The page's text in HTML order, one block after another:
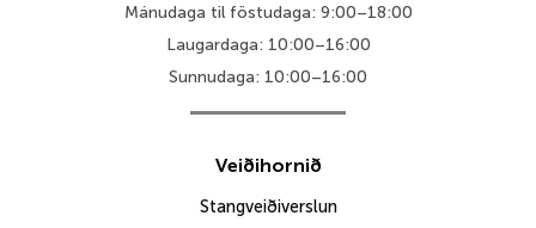
Mánudaga til föstudaga: 9:00–18:00
Laugardaga: 10:00–16:00
Sunnudaga: 10:00–16:00
Veiðihornið
Stangveiðiverslun